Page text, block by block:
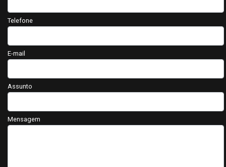
Telefone
E-mail
Assunto
Mensagem